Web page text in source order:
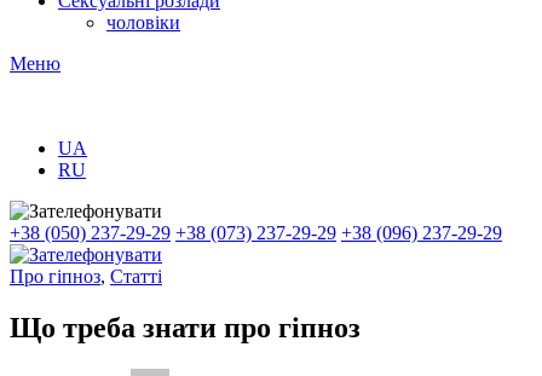
чоловіки
Меню
UA
RU
+38 (050) 237-29-29 +38 (073) 237-29-29 +38 (096) 237-29-29
Про гіпноз, Статті
Що треба знати про гіпноз